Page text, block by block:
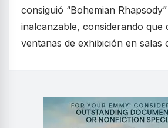
consiguió “Bohemian
inalcanzable, considerando que
ventanas de exhibición en salas